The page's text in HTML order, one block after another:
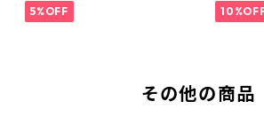
5%OFF
その他の商品